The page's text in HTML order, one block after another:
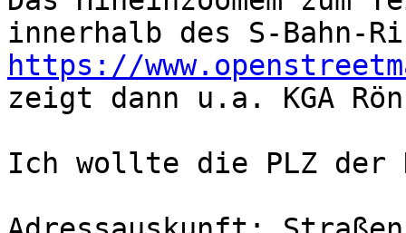
https://
zeigt dann u.a. KGA
Ich wollte die PLZ der